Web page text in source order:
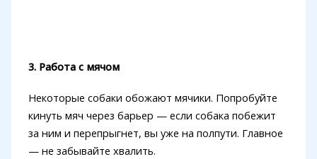
3. Работа с мячом
Некоторые собаки обожают мячики. Попробуйте
кинуть мяч через барьер — если собака побежит
за ним и перепрыгнет, вы уже на полпути. Главное
— не забывайте хвалить.